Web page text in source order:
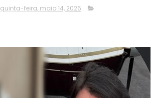
quinta-feira, maio 14, 2026